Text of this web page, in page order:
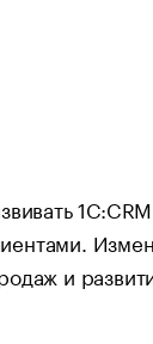
и